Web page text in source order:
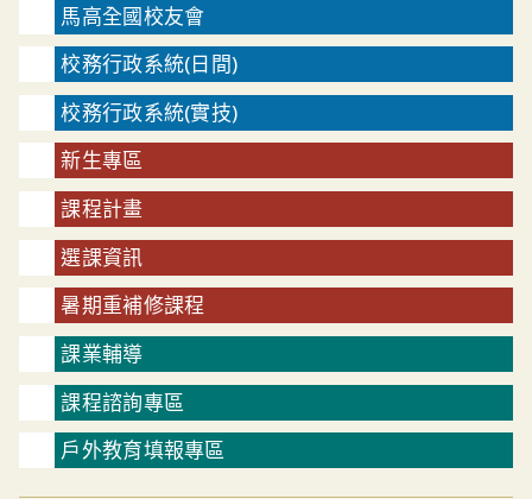
馬高全國校友會
校務行政系統(日間)
校務行政系統(實技)
新生專區
課程計畫
選課資訊
暑期重補修課程
課業輔導
課程諮詢專區
戶外教育填報專區